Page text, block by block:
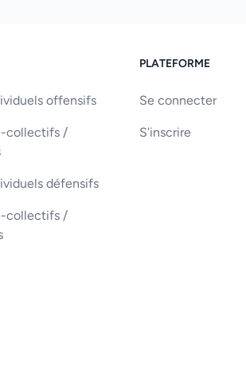
offensifs
collectifs /
défensifs
collectifs /
PLATEFORME
Se connecter
S'inscrire